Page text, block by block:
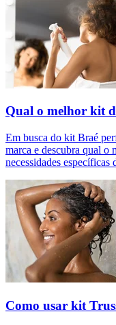
Qual o melhor kit
Em busca do kit Braé
marca e descubra qual o
necessidades específicas
Como usar kit